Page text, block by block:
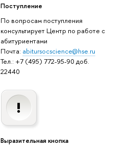
Поступление
По вопросам поступления
консультирует Центр по работе с
абитуриентами
Почта: abitursocscience@hse.ru
Тел.: +7 (495) 772-95-90 доб.
22440
Выразительная кнопка